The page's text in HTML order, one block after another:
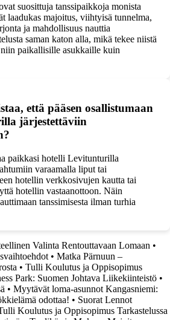
suosittuja tanssipaikkoja monista
laadukas majoitus, viihtyisä tunnelma,
ja mahdollisuus nauttia
saman katon alla, mikä tekee niistä
paikallisille asukkaille kuin
että pääsen osallistumaan
järjestettäviin
paikkasi hotelli Levitunturilla
varaamalla liput tai
hotellin verkkosivujen kautta tai
hotellin vastaanottoon. Näin
tanssimisesta ilman turhia
Valinta Rentouttavaan Lomaan •
• Matka Pärnuun –
• Tulli Koulutus ja Oppisopimus
Park: Suomen Johtava Liikekiinteistö •
• Myytävät loma-asunnot Kangasniemi:
odottaa! • Suorat Lennot
Koulutus ja Oppisopimus Tarkastelussa